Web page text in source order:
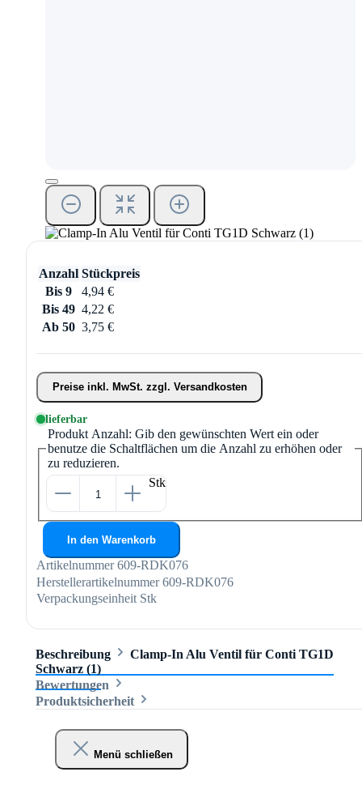
Anzahl Stückpreis
Bis 9
4,94 €
Bis 49 4,22 €
Ab 50 3,75 €
Preise inkl. MwSt. zzgl. Versandkosten
lieferbar
Produkt Anzahl: Gib den gewünschten Wert ein oder
benutze die Schaltflächen um die Anzahl zu erhöhen oder
zu reduzieren.
Stk
In den Warenkorb
Artikelnummer 609-RDK076
Herstellerartikelnummer 609-RDK076
Verpackungseinheit Stk
Beschreibung
Clamp-In Alu Ventil für Conti TG1D
Schwarz (1)
Bewertungen
Produktsicherheit
Menü schließen